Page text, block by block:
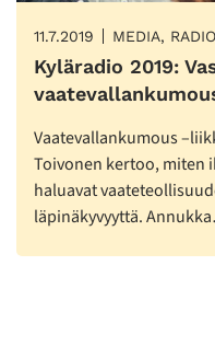
11.7.2019 MEDIA, RADIO
Kyläradio 2019:
Vaatevallankumous
Toivonen kertoo, miten
haluavat
läpinäkyvyyttä.